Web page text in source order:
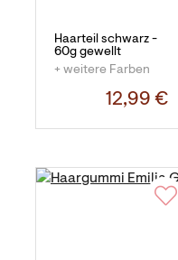
Haarteil schwarz -
60g gewellt
+ weitere Farben
12,99 €